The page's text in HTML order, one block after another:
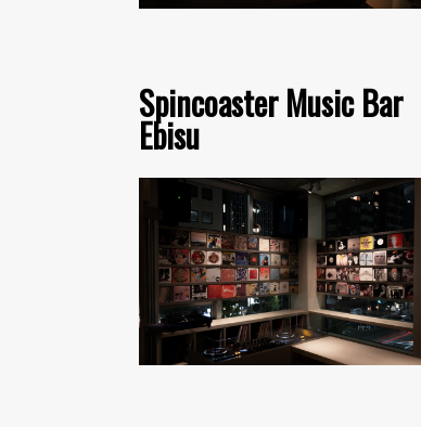
Spincoaster Music Bar
Ebisu